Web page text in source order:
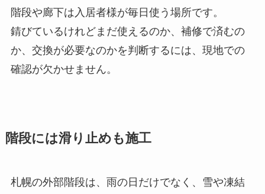
階段や廊下は入居者様が毎日使う場所です。
錆びているけれどまだ使えるのか、補修で済むの
か、交換が必要なのかを判断するには、現地での
確認が欠かせません。
階段には滑り止めも施工
札幌の外部階段は、雨の日だけでなく、雪や凍結